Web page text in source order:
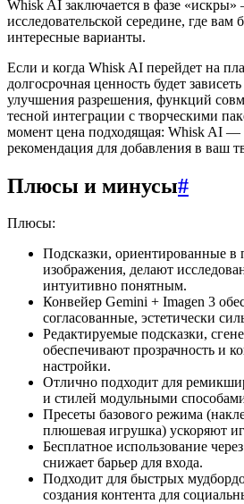
Whisk AI заключается в фазе
исследовательской середине, где
интересные варианты.
Если и когда Whisk AI перейдет на
долгосрочная ценность будет
улучшения разрешения, функций
тесной интеграции с творческими
момент цена подходящая: Whisk AI —
рекомендация для добавления в ваш
Плюсы и минусы#
Плюсы:
Подсказки, ориентированные в
изображения, делают
интуитивно понятным.
Конвейер Gemini + Imagen 3
согласованные, эстетически
Редактируемые подсказки,
обеспечивают прозрачность и
настройки.
Отлично подходит для
и стилей модульными
Пресеты базового режима
плюшевая игрушка) ускоряют
Бесплатное использование
снижает барьер для входа.
Подходит для быстрых
создания контента для